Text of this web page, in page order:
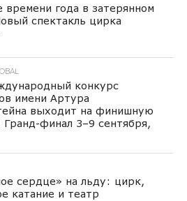
времени года в затерянном
спектакль цирка
конкурс
имени Артура
выходит на финишную
финал 3–9 сентября,
сердце» на льду: цирк,
катание и театр